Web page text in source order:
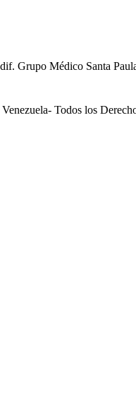
Grupo Médico Santa
Todos los